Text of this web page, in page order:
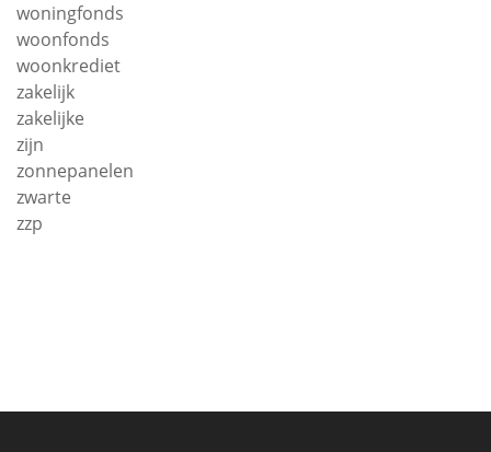
woningfonds
woonfonds
woonkrediet
zakelijk
zakelijke
zijn
zonnepanelen
zwarte
zzp